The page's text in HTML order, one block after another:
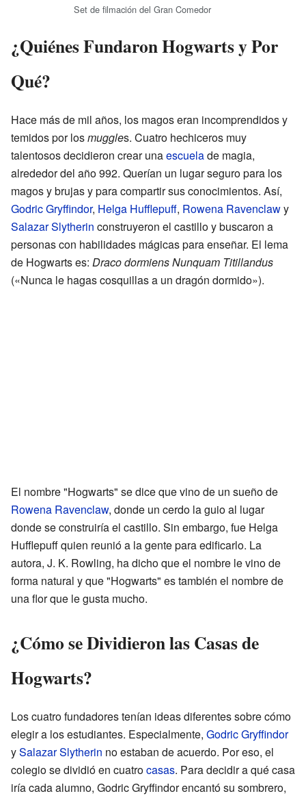
Set de filmación del Gran Comedor
¿Quiénes Fundaron Hogwarts y Por
Qué?
Hace más de mil años, los magos eran incomprendidos y
temidos por losmuggles. Cuatro hechiceros muy
talentosos decidieron crear unaescuelade magia,
alrededor del año 992. Querían un lugar seguro para los
magos y brujas y para compartir sus conocimientos. Así,
Godric Gryffindor, Helga Hufflepuff, Rowena Ravenclawy
Salazar Slytherin construyeron el castillo y buscaron a
personas con habilidades mágicas para enseñar. El lema
de Hogwarts es: Draco dormiens Nunquam Titillandus
(«Nunca le hagas cosquillas a un dragón dormido»).
El nombre "Hogwarts" se dice que vino de un sueño de
Rowena Ravenclaw, donde un cerdo la guio al lugar
donde se construiría el castillo. Sin embargo, fue Helga
Hufflepuff quien reunió a la gente para edificarlo. La
autora, J. K. Rowling, ha dicho que el nombre le vino de
forma natural y que "Hogwarts" es también el nombre de
una flor que le gusta mucho.
¿Cómo se Dividieron las Casas de
Hogwarts?
Los cuatro fundadores tenían ideas diferentes sobre cómo
elegir a los estudiantes. Especialmente, Godric Gryffindor
ySalazar Slytherin no estaban de acuerdo. Por eso, el
colegio se dividió en cuatrocasas. Para decidir a qué casa
iría cada alumno, Godric Gryffindor encantó su sombrero,